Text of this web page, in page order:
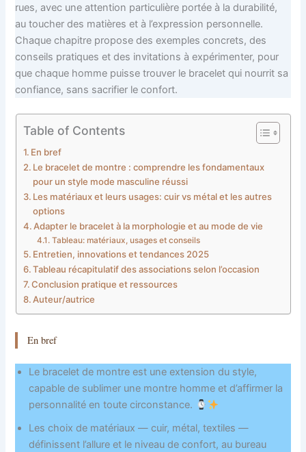
rues, avec une attention particulière portée à la durabilité,
au toucher des matières et à l’expression personnelle.
Chaque chapitre propose des exemples concrets, des
conseils pratiques et des invitations à expérimenter, pour
que chaque homme puisse trouver le bracelet qui nourrit sa
confiance, sans sacrifier le confort.
Table of Contents
En bref
Le bracelet de montre : comprendre les fondamentaux
pour un style mode masculine réussi
Les matériaux et leurs usages: cuir vs métal et les autres
options
Adapter le bracelet à la morphologie et au mode de vie
Tableau: matériaux, usages et conseils
Entretien, innovations et tendances 2025
Tableau récapitulatif des associations selon l’occasion
Conclusion pratique et ressources
Auteur/autrice
En bref
Le bracelet de montre est une extension du style,
capable de sublimer une montre homme et d’affirmer la
personnalité en toute circonstance.
Les choix de matériaux — cuir, métal, textiles —
définissent l’allure et le niveau de confort, au bureau